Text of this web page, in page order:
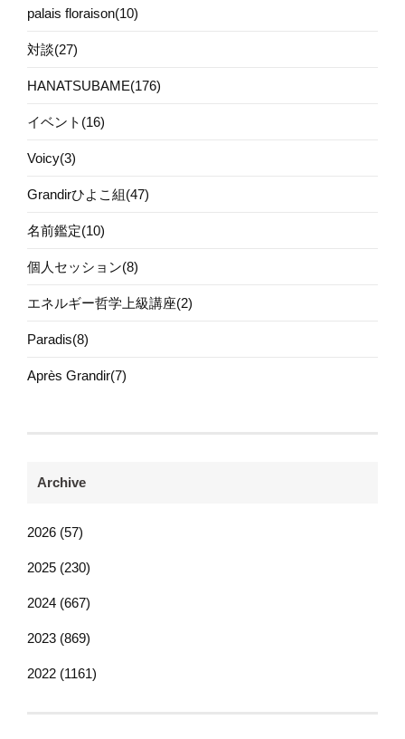
palais floraison(10)
対談(27)
HANATSUBAME(176)
イベント(16)
Voicy(3)
Grandirひよこ組(47)
名前鑑定(10)
個人セッション(8)
エネルギー哲学上級講座(2)
Paradis(8)
Après Grandir(7)
Archive
2026 (57)
2025 (230)
2024 (667)
2023 (869)
2022 (1161)